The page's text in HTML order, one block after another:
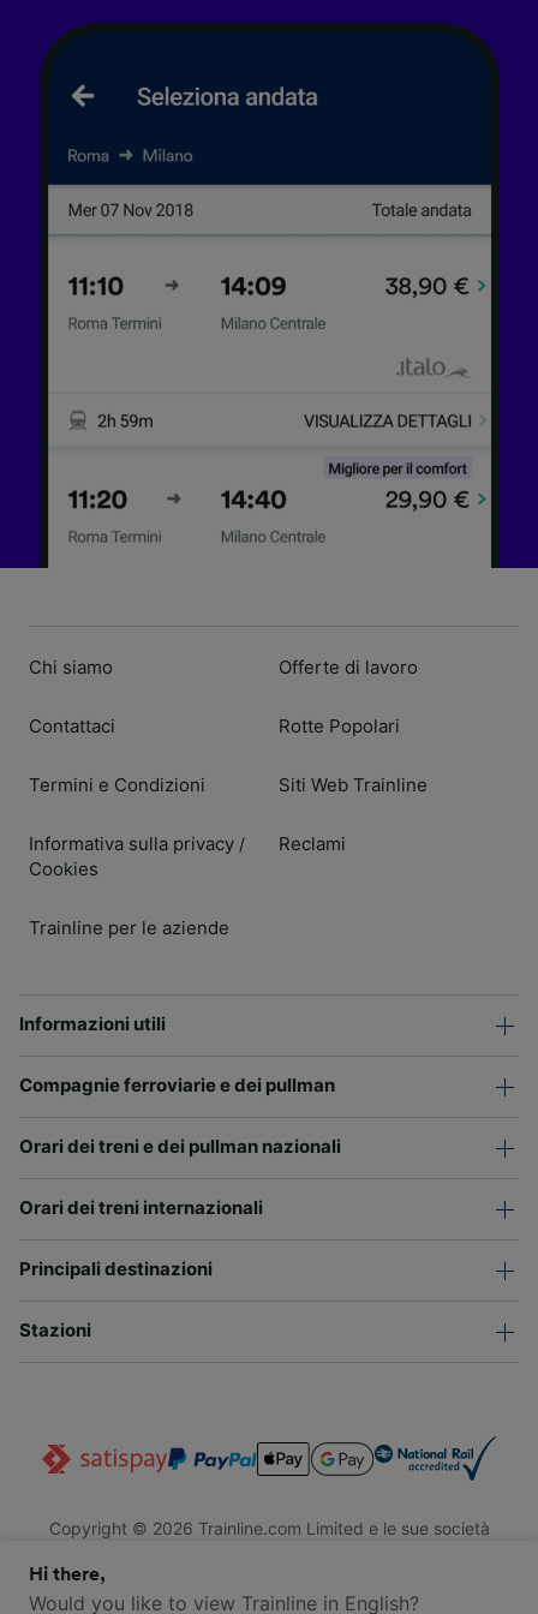
Chi siamo
Contattaci
Termini e Condizioni
Informativa sulla privacy /
Cookies
Trainline per le aziende
Offerte di lavoro
Rotte Popolari
Siti Web Trainline
Reclami
Informazioni utili
Compagnie ferroviarie e dei pullman
Orari dei treni e dei pullman nazionali
Orari dei treni internazionali
Principali destinazioni
Stazioni
Copyright © 2026 Trainline.com Limited e le sue società
Trainline.com Limited è registrata in Inghilterra e Galles. Società
n. 3846791. Sede legale: 1 Stonecutter St, EC4A 4AH, Londra,
Hi there,
Would you like to view Trainline in English?